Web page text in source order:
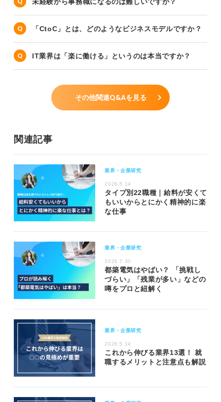
「CtoC」とは、どのようなビジネスモデルですか？
IT業界は「楽に働ける」というのは本当ですか？
その他関連Q&Aを見る
関連記事
業界・企業研究
2026.5.14
タイプ別22職種｜給料が安くて
もいいからとにかく精神的に楽
な仕事
業界・企業研究
2026.7.30
都築電気はやばい？ 「挑戦し
づらい」「残業が多い」などの
噂をプロと紐解く
業界・企業研究
2026.5.14
これから伸びる業界13選！ 就
職するメリットと注意点も解説